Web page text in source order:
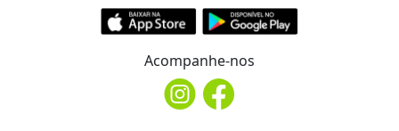
Acompanhe-nos